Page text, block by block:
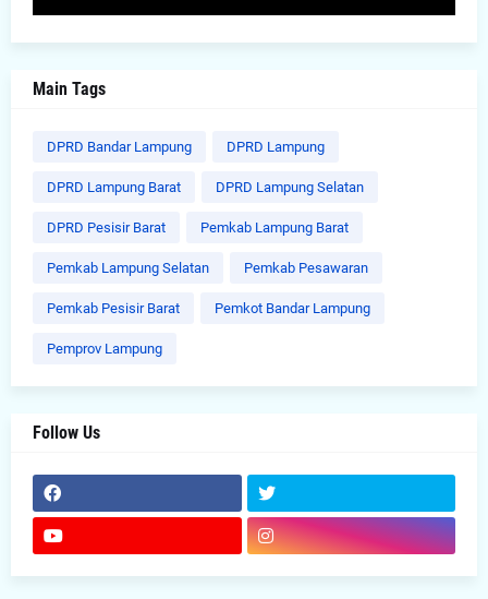
Main Tags
DPRD Bandar Lampung DPRD Lampung
DPRD Lampung Barat DPRD Lampung Selatan
DPRD Pesisir Barat Pemkab Lampung Barat
Pemkab Lampung Selatan Pemkab Pesawaran
Pemkab Pesisir Barat Pemkot Bandar Lampung
Pemprov Lampung
Follow Us